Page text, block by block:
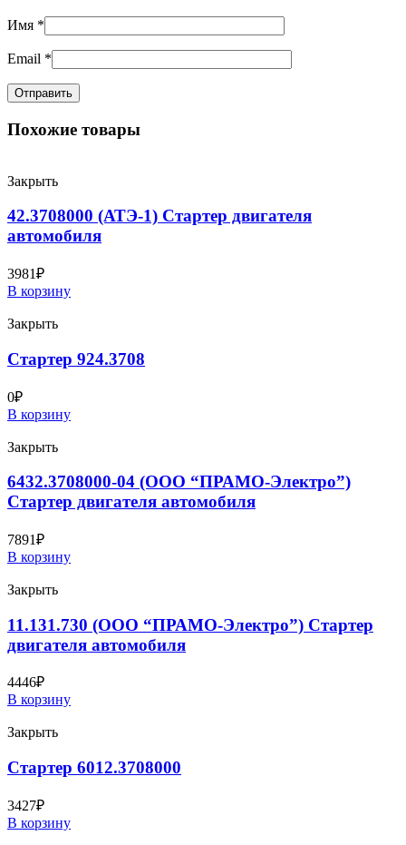
Имя *
Email *
Похожие товары
Закрыть
42.3708000 (АТЭ-1) Стартер двигателя
автомобиля
3981₽
В корзину
Закрыть
Стартер 924.3708
0₽
В корзину
Закрыть
6432.3708000-04 (ООО “ПРАМО-Электро”)
Стартер двигателя автомобиля
7891₽
В корзину
Закрыть
11.131.730 (ООО “ПРАМО-Электро”) Стартер
двигателя автомобиля
4446₽
В корзину
Закрыть
Стартер 6012.3708000
3427₽
В корзину